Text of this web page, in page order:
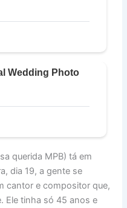
querida MPB) tá em
dia 19, a gente se
cantor e compositor que,
Ele tinha só 45 anos e